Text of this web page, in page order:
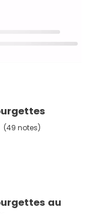
(49 notes)
au